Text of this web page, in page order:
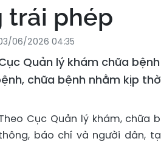
trái phép
06/2026 04:35
Quản lý khám chữa
chữa bệnh nhằm kịp
Cục Quản lý khám, chữa
báo chí và người dân,